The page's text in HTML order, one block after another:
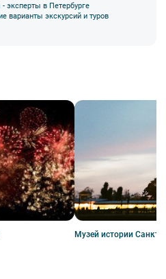
в Петербурге
варианты экскурсий и туров
Музей истории Санкт-